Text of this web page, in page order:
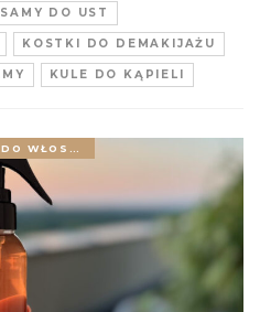
DO UST
KOSTKI DO DEMAKIJAŻU
KULE DO KĄPIELI
MGIEŁKI DO WŁOSÓW